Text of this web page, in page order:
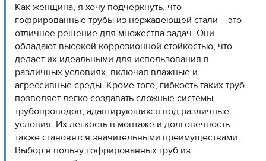
Как женщина, я хочу подчеркнуть, что
гофрированные трубы из нержавеющей стали – это
отличное решение для множества задач. Они
обладают высокой коррозионной стойкостью, что
делает их идеальными для использования в
различных условиях, включая влажные и
агрессивные среды. Кроме того, гибкость таких труб
позволяет легко создавать сложные системы
трубопроводов, адаптирующихся под различные
условия. Их легкость в монтаже и долговечность
также становятся значительными преимуществами.
Выбор в пользу гофрированных труб из